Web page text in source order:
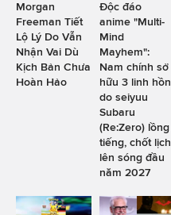
Morgan
Freeman Tiết
Lộ Lý Do Vẫn
Nhận Vai Dù
Kịch Bản Chưa
Hoàn Hảo
Độc đáo
anime "Multi-
Mind
Mayhem":
Nam chính sở
hữu 3 linh hồn
do seiyuu
Subaru
(Re:Zero) lồng
tiếng, chốt lịch
lên sóng đầu
năm 2027